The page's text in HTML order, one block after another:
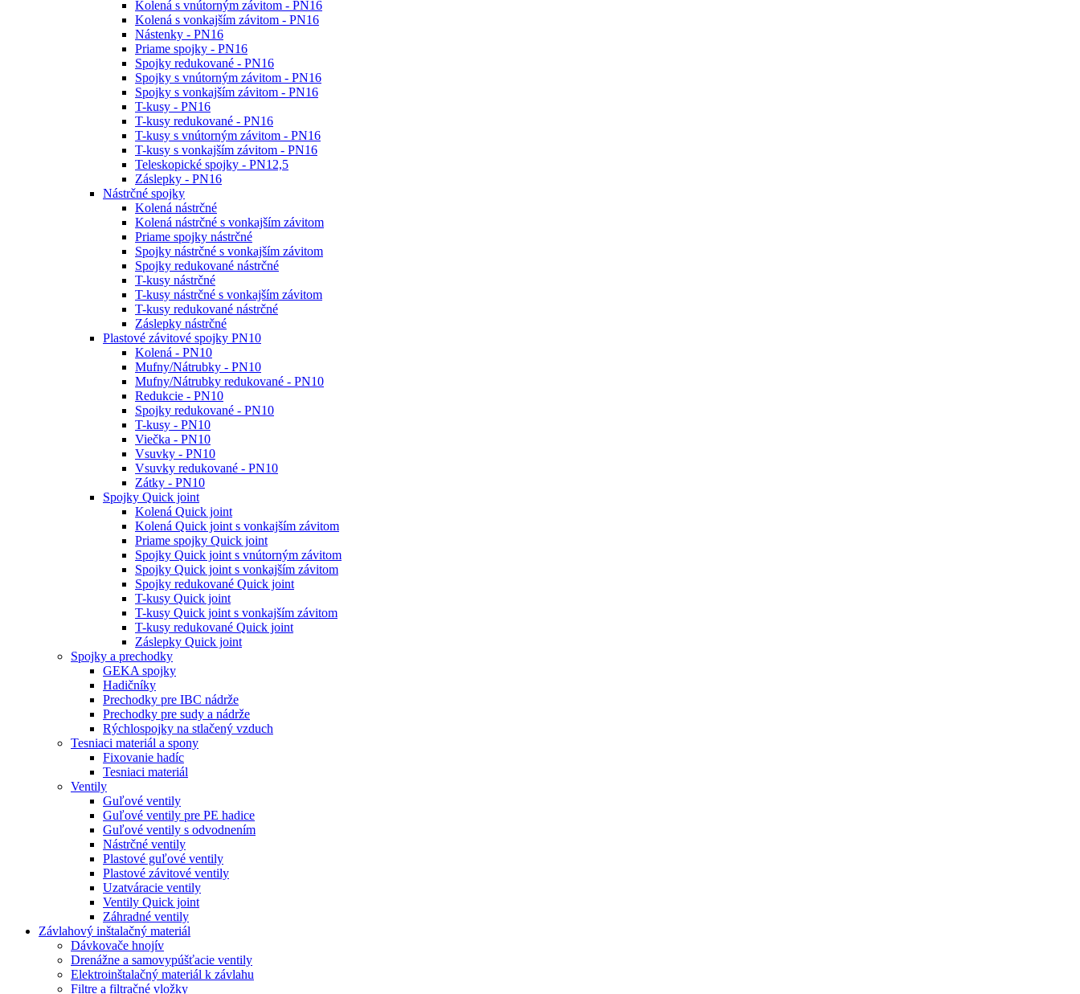
Kolená s vnútorným závitom - PN16
Kolená s vonkajším závitom - PN16
Nástenky - PN16
Priame spojky - PN16
Spojky redukované - PN16
Spojky s vnútorným závitom - PN16
Spojky s vonkajším závitom - PN16
T-kusy - PN16
T-kusy redukované - PN16
T-kusy s vnútorným závitom - PN16
T-kusy s vonkajším závitom - PN16
Teleskopické spojky - PN12,5
Záslepky - PN16
Nástrčné spojky
Kolená nástrčné
Kolená nástrčné s vonkajším závitom
Priame spojky nástrčné
Spojky nástrčné s vonkajším závitom
Spojky redukované nástrčné
T-kusy nástrčné
T-kusy nástrčné s vonkajším závitom
T-kusy redukované nástrčné
Záslepky nástrčné
Plastové závitové spojky PN10
Kolená - PN10
Mufny/Nátrubky - PN10
Mufny/Nátrubky redukované - PN10
Redukcie - PN10
Spojky redukované - PN10
T-kusy - PN10
Viečka - PN10
Vsuvky - PN10
Vsuvky redukované - PN10
Zátky - PN10
Spojky Quick joint
Kolená Quick joint
Kolená Quick joint s vonkajším závitom
Priame spojky Quick joint
Spojky Quick joint s vnútorným závitom
Spojky Quick joint s vonkajším závitom
Spojky redukované Quick joint
T-kusy Quick joint
T-kusy Quick joint s vonkajším závitom
T-kusy redukované Quick joint
Záslepky Quick joint
Spojky a prechodky
GEKA spojky
Hadičníky
Prechodky pre IBC nádrže
Prechodky pre sudy a nádrže
Rýchlospojky na stlačený vzduch
Tesniaci materiál a spony
Fixovanie hadíc
Tesniaci materiál
Ventily
Guľové ventily
Guľové ventily pre PE hadice
Guľové ventily s odvodnením
Nástrčné ventily
Plastové guľové ventily
Plastové závitové ventily
Uzatváracie ventily
Ventily Quick joint
Záhradné ventily
Závlahový inštalačný materiál
Dávkovače hnojív
Drenážne a samovypúšťacie ventily
Elektroinštalačný materiál k závlahu
Filtre a filtračné vložky